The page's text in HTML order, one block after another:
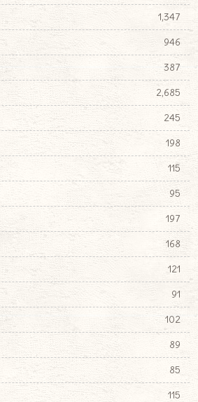
1,347
946
387
2,685
245
198
115
95
197
168
121
91
102
89
85
115